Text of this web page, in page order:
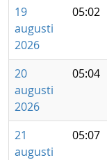
19
augusti
2026
05:02
20
augusti
2026
05:04
21
augusti
05:07